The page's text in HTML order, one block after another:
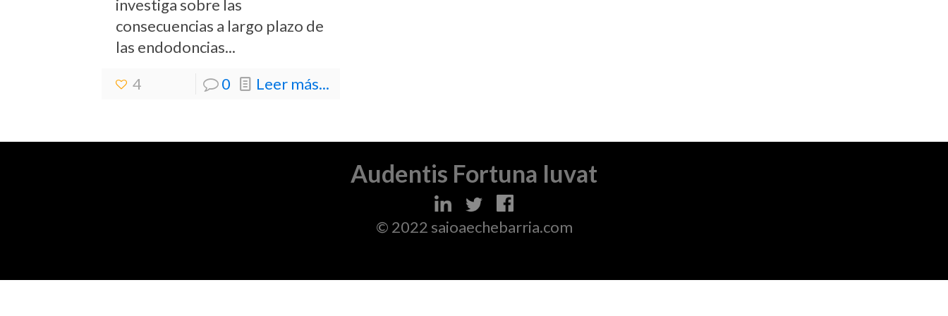
investiga sobre las
consecuencias a largo plazo de
las endodoncias...
4
0 Leer más...
Audentis Fortuna Iuvat
© 2022 saioaechebarria.com